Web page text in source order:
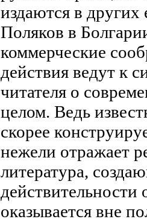
издаются в других
Поляков в
коммерческие
действия ведут к
читателя о
целом. Ведь
скорее
нежели отражает
литература,
действительности
оказывается вне